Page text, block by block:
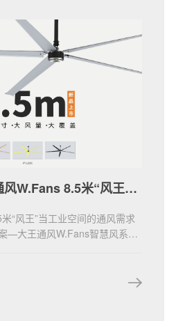
新品上市|大王通风W.Fans 8.5米“风王”登场！
“风王”当工业空间的通风需求
—大王通风W.Fans智慧风系列
育综合体，“风王”都将以“全覆
的绝对优势，为您的空间注入